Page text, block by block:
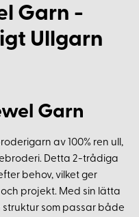
Garn -
Ullgarn
Garn
av 100% ren ull,
Detta 2-trådiga
behov, vilket ger
projekt. Med sin lätta
struktur som passar både